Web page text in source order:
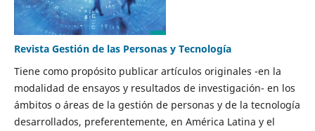
Revista Gestión de las Personas y Tecnología
Tiene como propósito publicar artículos originales -en la
modalidad de ensayos y resultados de investigación- en los
ámbitos o áreas de la gestión de personas y de la tecnología
desarrollados, preferentemente, en América Latina y el